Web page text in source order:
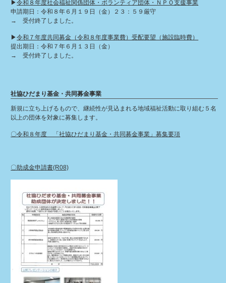
▶︎令和８年度社会福祉関係団体・ボランティア団体・ＮＰＯ支援事業
申請期日：令和８年６月１９日（金）２３：５９厳守
→ 受付終了しました。
▶︎令和７年度共同募金（令和８年度事業費）受配要望（施設臨時費）
提出期日：令和７年６月１３日（金）
→ 受付終了しました。
社協ひだまり基金・共同募金事業
新規に立ち上げるもので、継続性が見込まれる地域福祉活動に取り組む５名
以上の団体を対象に募集します。
〇令和８年度 「社協ひだまり基金・共同募金事業」募集要項
〇助成金申請書(R08)